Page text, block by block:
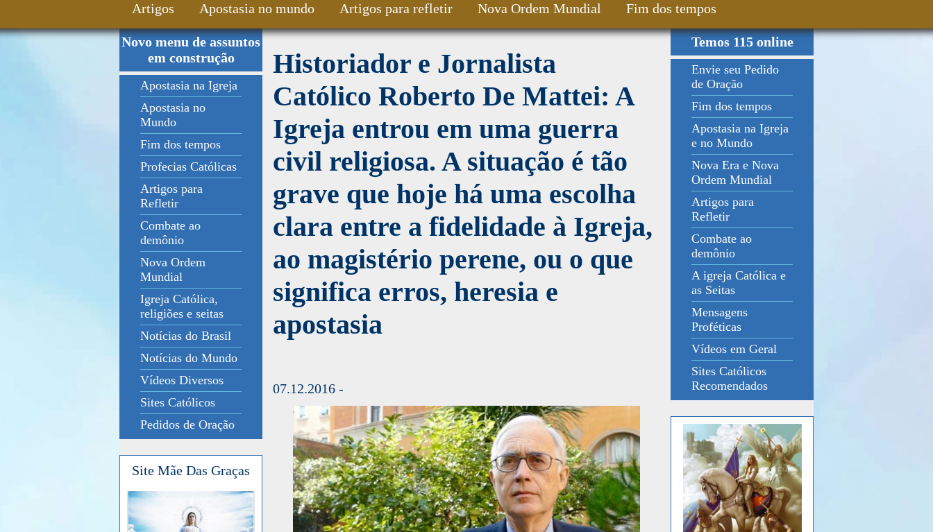
Artigos Apostasia no mundo Artigos para refletir Nova Ordem Mundial Fim dos tempos
Fale Conosco
Novo menu de assuntos
em construção
Apostasia na Igreja
Apostasia no
Mundo
Fim dos tempos
Profecias Católicas
Artigos para
Refletir
Combate ao
demônio
Nova Ordem
Mundial
Igreja Católica,
religiões e seitas
Notícias do Brasil
Notícias do Mundo
Vídeos Diversos
Sites Católicos
Pedidos de Oração
Site Mãe Das Graças
Historiador e Jornalista
Católico Roberto De Mattei: A
Igreja entrou em uma guerra
civil religiosa. A situação é tão
grave que hoje há uma escolha
clara entre a fidelidade à Igreja,
ao magistério perene, ou o que
significa erros, heresia e
apostasia
07.12.2016 -
Temos 115 online
Envie seu Pedido
de Oração
Fim dos tempos
Apostasia na Igreja
e no Mundo
Nova Era e Nova
Ordem Mundial
Artigos para
Refletir
Combate ao
demônio
A igreja Católica e
as Seitas
Mensagens
Proféticas
Vídeos em Geral
Sites Católicos
Recomendados